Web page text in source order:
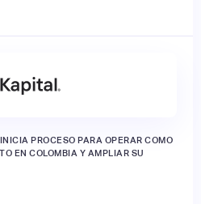
PROCESO PARA OPERAR COMO
EN COLOMBIA Y AMPLIAR SU